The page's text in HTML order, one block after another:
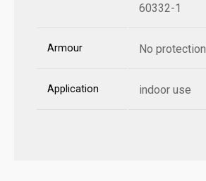
60332-1
Armour No protection
Application indoor use